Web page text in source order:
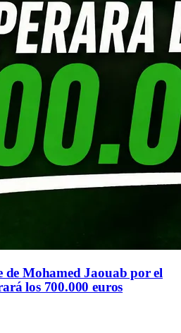
Mohamed Jaouab por el
los 700.000 euros